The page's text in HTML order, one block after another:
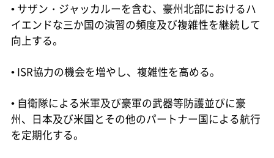
• サザン・ジャッカルーを含む、豪州北部におけるハ
イエンドな三か国の演習の頻度及び複雑性を継続して
向上する。
• ISR協力の機会を増やし、複雑性を高める。
• 自衛隊による米軍及び豪軍の武器等防護並びに豪
州、日本及び米国とその他のパートナー国による航行
を定期化する。